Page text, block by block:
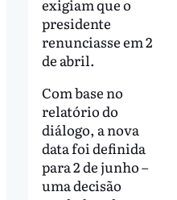
exigiam que o
presidente
renunciasse em 2
de abril.
Com base no
relatório do
diálogo, a nova
data foi definida
para 2 de junho –
uma decisão